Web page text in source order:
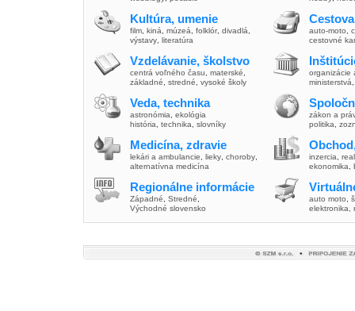
Kultúra, umenie
film kiná múzeá folklór, divadlá
výstavy literatúra
Vzdelávanie, školstvo
centrá voľného času materské
základné
stredné vysoké školy
Veda, technika
astronómia
ekológia
história
technika slovníky
Medicína, zdravie
lekári a ambulancie lieky choroby
alternatívna medicína
Regionálne informácie
Západné Stredné
Východné slovensko
auto-moto
cestovné
organizácie
ministerstvá
zákon a
politika
inzercia
ekonomika
auto moto
elektronika,